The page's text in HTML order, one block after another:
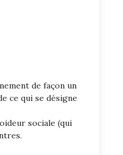
de façon un
ce qui se désigne
sociale (qui